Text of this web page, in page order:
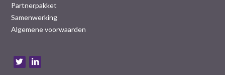
Partnerpakket
Samenwerking
Algemene voorwaarden
B
e